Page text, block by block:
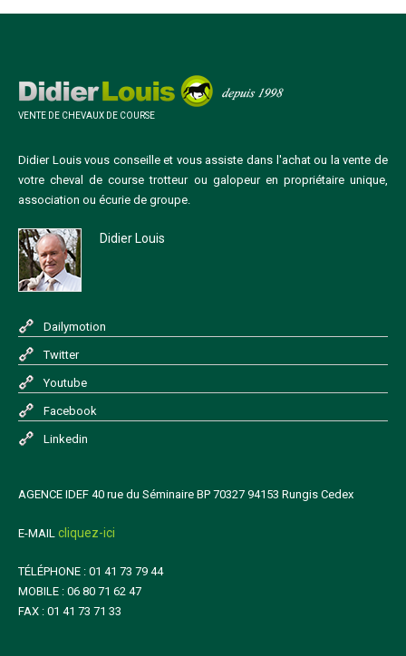
VENTE DE CHEVAUX DE COURSE
Didier Louis vous conseille et vous assiste dans l'achat ou la vente de
votre cheval de course trotteur ou galopeur en propriétaire unique,
association ou écurie de groupe.
Didier Louis
Dailymotion
Twitter
Youtube
Facebook
Linkedin
AGENCE IDEF 40 rue du Séminaire BP 70327 94153 Rungis Cedex
E-MAIL cliquez-ici
TÉLÉPHONE : 01 41 73 79 44
MOBILE : 06 80 71 62 47
FAX : 01 41 73 71 33